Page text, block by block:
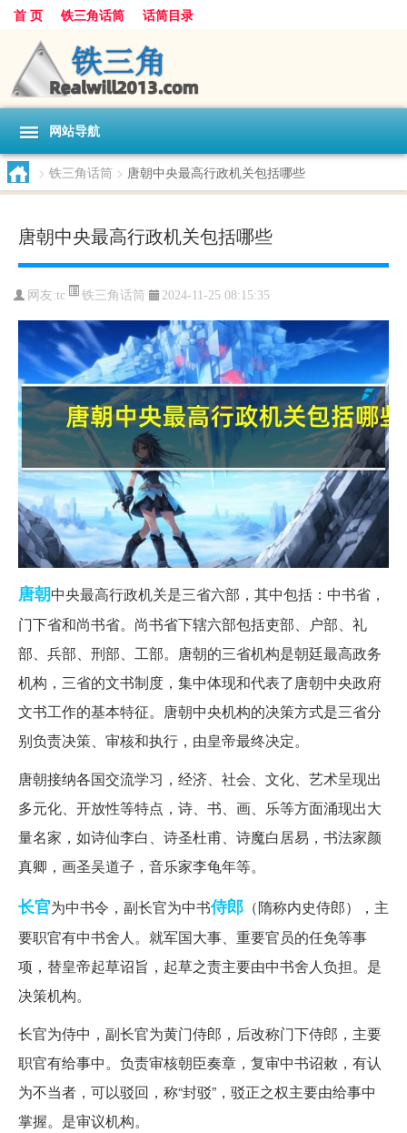
首 页 铁三角话筒 话筒目录
网站导航
> 铁三角话筒 > 唐朝中央最高行政机关包括哪些
唐朝中央最高行政机关包括哪些
网友:tc 铁三角话筒 2024-11-25 08:15:35
唐朝中央最高行政机关是三省六部，其中包括：中书省，
门下省和尚书省。尚书省下辖六部包括吏部、户部、礼
部、兵部、刑部、工部。唐朝的三省机构是朝廷最高政务
机构，三省的文书制度，集中体现和代表了唐朝中央政府
文书工作的基本特征。唐朝中央机构的决策方式是三省分
别负责决策、审核和执行，由皇帝最终决定。
唐朝接纳各国交流学习，经济、社会、文化、艺术呈现出
多元化、开放性等特点，诗、书、画、乐等方面涌现出大
量名家，如诗仙李白、诗圣杜甫、诗魔白居易，书法家颜
真卿，画圣吴道子，音乐家李龟年等。
长官为中书令，副长官为中书侍郎 （隋称内史侍郎），主
要职官有中书舍人。就军国大事、重要官员的任免等事
项，替皇帝起草诏旨，起草之责主要由中书舍人负担。是
决策机构。
长官为侍中，副长官为黄门侍郎，后改称门下侍郎，主要
职官有给事中。负责审核朝臣奏章，复审中书诏敕，有认
为不当者，可以驳回，称“封驳”，驳正之权主要由给事中
掌握。是审议机构。